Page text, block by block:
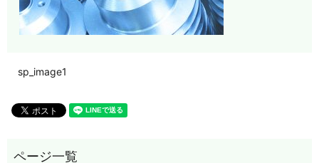
sp_image1